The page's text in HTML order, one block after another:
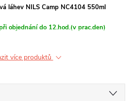
láhev NILS Camp NC4104 550ml
objednání do 12.hod.(v prac.den)
více produktů